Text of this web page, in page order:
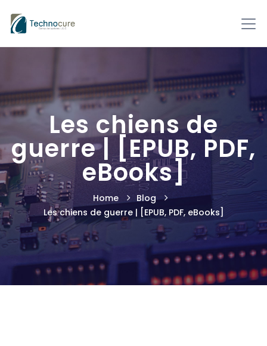
Les chiens de
guerre | [EPUB, PDF,
eBooks]
Home
Blog
Les chiens de guerre | [EPUB, PDF, eBooks]